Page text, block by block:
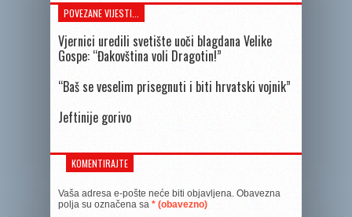
POVEZANE VIJESTI...
Vjernici uredili svetište uoči blagdana Velike
Gospe: “Đakovština voli Dragotin!”
“Baš se veselim prisegnuti i biti hrvatski vojnik”
Jeftinije gorivo
KOMENTIRAJTE
Vaša adresa e-pošte neće biti objavljena. Obavezna
polja su označena sa * (obavezno)